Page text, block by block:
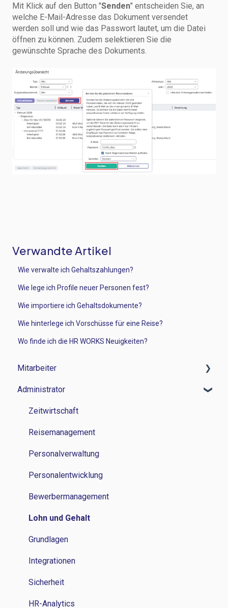
Mit Klick auf den Button "Senden" entscheiden Sie, an
welche E-Mail-Adresse das Dokument versendet
werden soll und wie das Passwort lautet, um die Datei
öffnen zu können. Zudem selektieren Sie die
gewünschte Sprache des Dokuments.
Verwandte Artikel
Wie verwalte ich Gehaltszahlungen?
Wie lege ich Profile neuer Personen fest?
Wie importiere ich Gehaltsdokumente?
Wie hinterlege ich Vorschüsse für eine Reise?
Wo finde ich die HR WORKS Neuigkeiten?
Mitarbeiter
Zeitwirtschaft
Reisemanagement
Personalverwaltung
Lohn und Gehalt
Grundlagen
Administrator
Zeitwirtschaft
Reisemanagement
Personalverwaltung
Personalentwicklung
Bewerbermanagement
Lohn und Gehalt
Grundlagen
Integrationen
Sicherheit
HR-Analytics